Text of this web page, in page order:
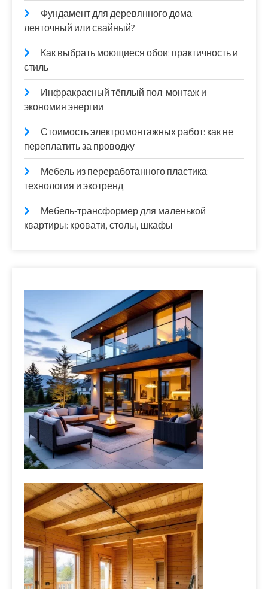
Фундамент для деревянного дома:
ленточный или свайный?
Как выбрать моющиеся обои: практичность и
стиль
Инфракрасный тёплый пол: монтаж и
экономия энергии
Стоимость электромонтажных работ: как не
переплатить за проводку
Мебель из переработанного пластика:
технология и экотренд
Мебель-трансформер для маленькой
квартиры: кровати, столы, шкафы